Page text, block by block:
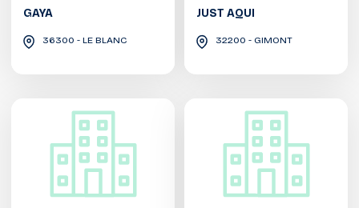
GAYA
36300 - LE BLANC
JUST AQUI
32200 - GIMONT